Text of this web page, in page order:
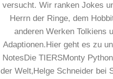
versucht. Wir ranken Jokes
Herrn der Ringe, dem
anderen Werken Tolkiens
Adaptionen.Hier geht es zu
NotesDie TIERSMonty
der Welt‚Helge Schneider bei